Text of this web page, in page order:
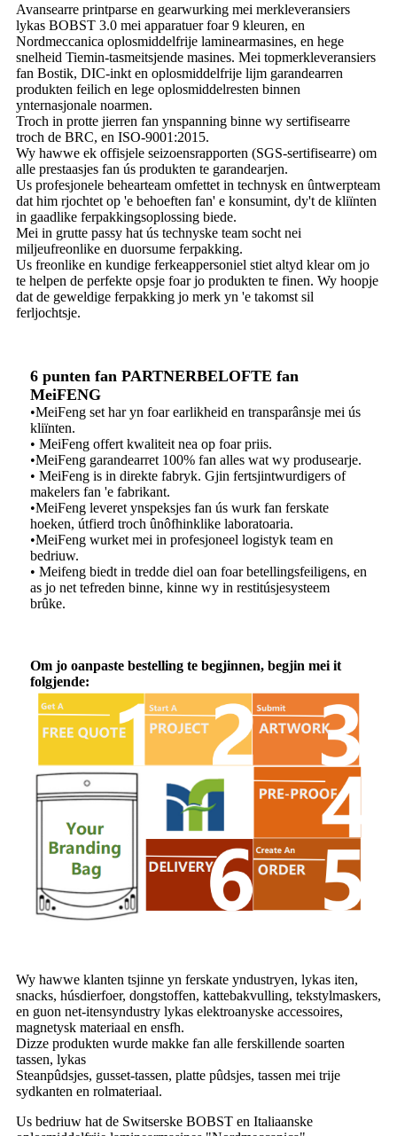
Avansearre printparse en gearwurking mei merkleveransiers
lykas BOBST 3.0 mei apparatuer foar 9 kleuren, en
Nordmeccanica oplosmiddelfrije laminearmasines, en hege
snelheid Tiemin-tasmeitsjende masines. Mei topmerkleveransiers
fan Bostik, DIC-inkt en oplosmiddelfrije lijm garandearren
produkten feilich en lege oplosmiddelresten binnen
ynternasjonale noarmen.
Troch in protte jierren fan ynspanning binne wy ​​sertifisearre
troch de BRC, en ISO-9001:2015.
Wy hawwe ek offisjele seizoensrapporten (SGS-sertifisearre) om
alle prestaasjes fan ús produkten te garandearjen.
Us profesjonele behearteam omfettet in technysk en ûntwerpteam
dat him rjochtet op 'e behoeften fan' e konsumint, dy't de kliïnten
in gaadlike ferpakkingsoplossing biede.
Mei in grutte passy hat ús technyske team socht nei
miljeufreonlike en duorsume ferpakking.
Us freonlike en kundige ferkeappersoniel stiet altyd klear om jo
te helpen de perfekte opsje foar jo produkten te finen. Wy hoopje
dat de geweldige ferpakking jo merk yn 'e takomst sil
ferljochtsje.
6 punten fan PARTNERBELOFTE fan
MeiFENG
•MeiFeng set har yn foar earlikheid en transparânsje mei ús
kliïnten.
• MeiFeng offert kwaliteit nea op foar priis.
•MeiFeng garandearret 100% fan alles wat wy produsearje.
• MeiFeng is in direkte fabryk. Gjin fertsjintwurdigers of
makelers fan 'e fabrikant.
•MeiFeng leveret ynspeksjes fan ús wurk fan ferskate
hoeken, útfierd troch ûnôfhinklike laboratoaria.
•MeiFeng wurket mei in profesjoneel logistyk team en
bedriuw.
• Meifeng biedt in tredde diel oan foar betellingsfeiligens, en
as jo net tefreden binne, kinne wy ​​​​​​in restitúsjesysteem
brûke.
Om jo oanpaste bestelling te begjinnen, begjin mei it
folgjende:
Wy hawwe klanten tsjinne yn ferskate yndustryen, lykas iten,
snacks, húsdierfoer, dongstoffen, kattebakvulling, tekstylmaskers,
en guon net-itensyndustry lykas elektroanyske accessoires,
magnetysk materiaal en ensfh.
Dizze produkten wurde makke fan alle ferskillende soarten
tassen, lykas
Steanpûdsjes, gusset-tassen, platte pûdsjes, tassen mei trije
sydkanten en rolmateriaal.
Us bedriuw hat de Switserske BOBST en Italiaanske